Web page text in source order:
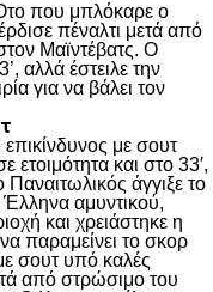
που μπλόκαρε ο
πέναλτι μετά από
Μαϊντέβατς. Ο
αλλά έστειλε την
για να βάλει τον
με σουτ
και στο 33′,
άγγιξε το
αμυντικού,
και χρειάστηκε η
παραμείνει το σκορ
σουτ υπό καλές
από στρώσιμο του